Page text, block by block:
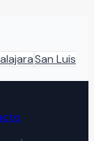
San Luis